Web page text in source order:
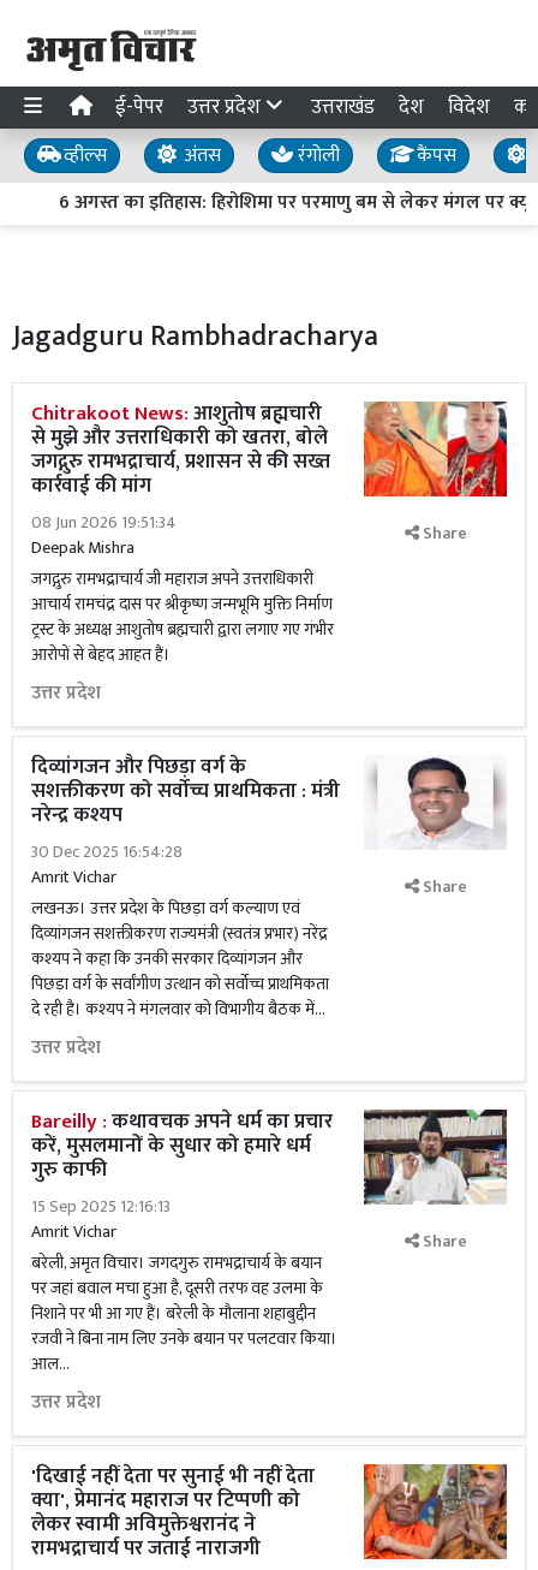
ई-पेपर उत्तर प्रदेश उत्तराखंड देश विदेश
व्हील्स अंतस रंगोली कैंपस
6 अगस्त का इतिहास: हिरोशिमा पर परमाणु बम से लेकर मंगल पर
Jagadguru Rambhadracharya
Chitrakoot News:आशुतोष ब्रह्मचारी
से मुझे और उत्तराधिकारी को खतरा, बोले
जगद्गुरु रामभद्राचार्य, प्रशासन से की सख्त
कार्रवाई की मांग
08 Jun 2026 19:51:34
Deepak Mishra
जगद्गुरु रामभद्राचार्य जी महाराज अपने उत्तराधिकारी
आचार्य रामचंद्र दास पर श्रीकृष्ण जन्मभूमि मुक्ति निर्माण
ट्रस्ट के अध्यक्ष आशुतोष ब्रह्मचारी द्वारा लगाए गए गंभीर
आरोपों से बेहद आहत हैं।
उत्तर प्रदेश
Share
दिव्यांगजन और पिछड़ा वर्ग के
सशक्तीकरण को सर्वोच्च प्राथमिकता : मंत्री
नरेन्द्र कश्यप
30 Dec 2025 16:54:28
Amrit Vichar
लखनऊ। उत्तर प्रदेश के पिछड़ा वर्ग कल्याण एवं
दिव्यांगजन सशक्तीकरण राज्यमंत्री (स्वतंत्र प्रभार) नरेंद्र
कश्यप ने कहा कि उनकी सरकार दिव्यांगजन और
पिछड़ा वर्ग के सर्वांगीण उत्थान को सर्वोच्च प्राथमिकता
दे रही है। कश्यप ने मंगलवार को विभागीय बैठक में...
उत्तर प्रदेश
Share
Bareilly :कथावचक अपने धर्म का प्रचार
करें, मुसलमानों के सुधार को हमारे धर्म
गुरु काफी
15 Sep 2025 12:16:13
Amrit Vichar
बरेली, अमृत विचार। जगदगुरु रामभद्राचार्य के बयान
पर जहां बवाल मचा हुआ है, दूसरी तरफ वह उलमा के
निशाने पर भी आ गए हैं। बरेली के मौलाना शहाबुद्दीन
रजवी ने बिना नाम लिए उनके बयान पर पलटवार किया।
आल...
उत्तर प्रदेश
Share
'दिखाई नहीं देता पर सुनाई भी नहीं देता
क्या', प्रेमानंद महाराज पर टिप्पणी को
लेकर स्वामी अविमुक्तेश्वरानंद ने
रामभद्राचार्य पर जताई नाराजगी